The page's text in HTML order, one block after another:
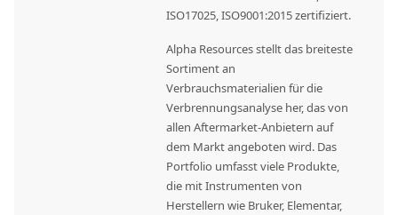
ISO17025, ISO9001:2015 zertifiziert.
Alpha Resources stellt das breiteste
Sortiment an
Verbrauchsmaterialien für die
Verbrennungsanalyse her, das von
allen Aftermarket-Anbietern auf
dem Markt angeboten wird. Das
Portfolio umfasst viele Produkte,
die mit Instrumenten von
Herstellern wie Bruker, Elementar,